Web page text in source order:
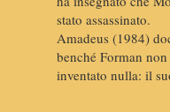
stato assassinato.
Amadeus (1984)
benché Forman non
inventato nulla: il